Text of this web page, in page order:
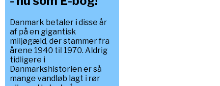
Danmark betaler i disse år
af på en gigantisk
miljøgæld, der stammer fra
årene 1940 til 1970. Aldrig
tidligere i
Danmarkshistorien er så
mange vandløb lagt i rør